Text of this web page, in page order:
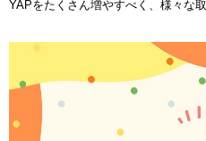
YAPをたくさん増やすべく、様々な